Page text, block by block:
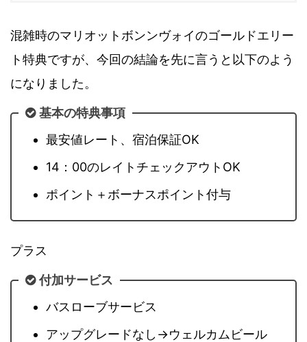
混雑時のマリオットボンンヴォイのゴールドエリー
ト特典ですが、今回の結論を先に言うと以下のよう
になりました。
基本の特典事項
最安値レート、宿泊保証OK
14：00のレイトチェックアウトOK
ポイント＋ボーナスポイント付与
プラス
付加サービス
バスローブサービス
アップグレードなし→ウェルカムビール